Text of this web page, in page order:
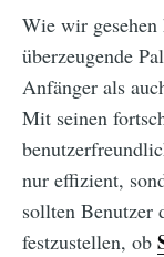
Wie wir gesehen
überzeugende
Anfänger als
Mit seinen
nur effizient,
sollten Benutzer
festzustellen, ob